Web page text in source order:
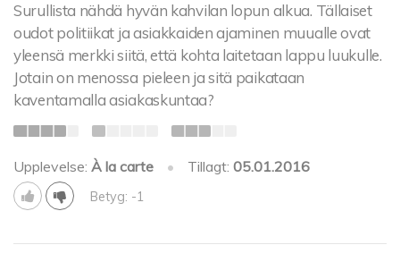
Surullista nähdä hyvän kahvilan lopun alkua. Tällaiset
oudot politiikat ja asiakkaiden ajaminen muualle ovat
yleensä merkki siitä, että kohta laitetaan lappu luukulle.
Jotain on menossa pieleen ja sitä paikataan
kaventamalla asiakaskuntaa?
Upplevelse: À la carte • Tillagt:05.01.2016
Betyg: -1